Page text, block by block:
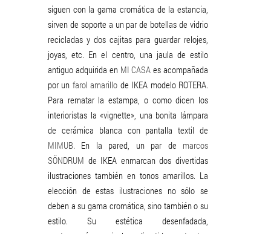
siguen con la gama cromática de la estancia,
sirven de soporte a un par de botellas de vidrio
recicladas y dos cajitas para guardar relojes,
joyas, etc. En el centro, una jaula de estilo
antiguo adquirida en MI CASA es acompañada
por un farol amarillo de IKEA modelo ROTERA.
Para rematar la estampa, o como dicen los
interioristas la «vignette», una bonita lámpara
de cerámica blanca con pantalla textil de
MIMUB. En la pared, un par de marcos
SÖNDRUM de IKEA enmarcan dos divertidas
ilustraciones también en tonos amarillos. La
elección de estas ilustraciones no sólo se
deben a su gama cromática, sino también o su
estilo. Su estética desenfadada,